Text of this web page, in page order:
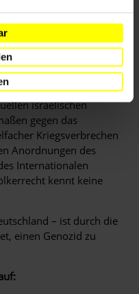
der universellen
Charta der Vereinten
können Sie sich nicht
israelischen
gegen das
Kriegsverbrechen
Anordnungen des
Internationalen
kennt keine
– ist durch die
einen Genozid zu